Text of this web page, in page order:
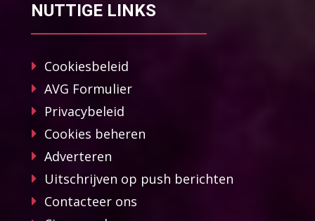
NUTTIGE LINKS
Cookiesbeleid
AVG Formulier
Privacybeleid
Cookies beheren
Adverteren
Uitschrijven op push berichten
Contacteer ons